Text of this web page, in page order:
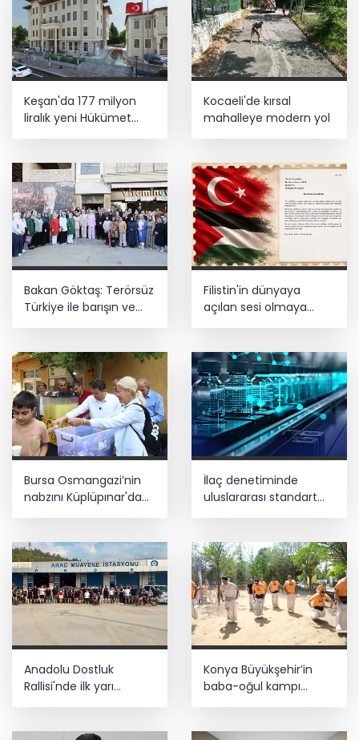
Ankara'da uyuşturucu ve fuhuş 8
gözaltı
E-KİP’e Türkiye’nin Dijital Dönüşüm
Ödülü... Kamu kategorisinde zirvede
Arabistan yolcusu
Keşan'da 177 milyon
liralık yeni Hükümet
Kocaeli'de kırsal
mahalleye modern yol
Bakan Göktaş: Terörsüz
Türkiye ile barışın ve
istikrarın güçlendiği
Filistin'in dünyaya
açılan sesi olmaya
devam edeceğiz
Bursa Osmangazi’nin
nabzını Küplüpınar'da
İlaç denetiminde
uluslararası standart
Anadolu Dostluk
Rallisi'nde ilk yarı
Konya Büyükşehir’in
baba-oğul kampı